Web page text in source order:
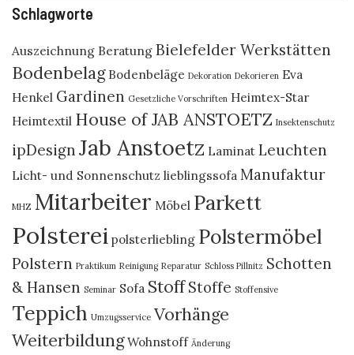
Schlagworte
Auszeichnung Beratung Bielefelder Werkstätten
Bodenbelag Bodenbeläge Dekoration Dekorieren Eva
Henkel Gardinen Gesetzliche Vorschriften Heimtex-Star
Heimtextil House of JAB ANSTOETZ Insektenschutz
ipDesign Jab Anstoetz Laminat Leuchten
Licht- und Sonnenschutz lieblingssofa Manufaktur
MHZ Mitarbeiter Möbel Parkett
Polsterei polsterliebling Polstermöbel
Polstern Praktikum Reinigung Reparatur Schloss Pillnitz Schotten
& Hansen Seminar Sofa Stoff Stoffe Stoffensive
Teppich Umzugsservice Vorhänge
Weiterbildung Wohnstoff Änderung